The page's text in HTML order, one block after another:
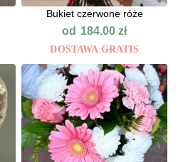
Bukiet czerwone róże
od 184.00zł
DOSTAWA GRATIS